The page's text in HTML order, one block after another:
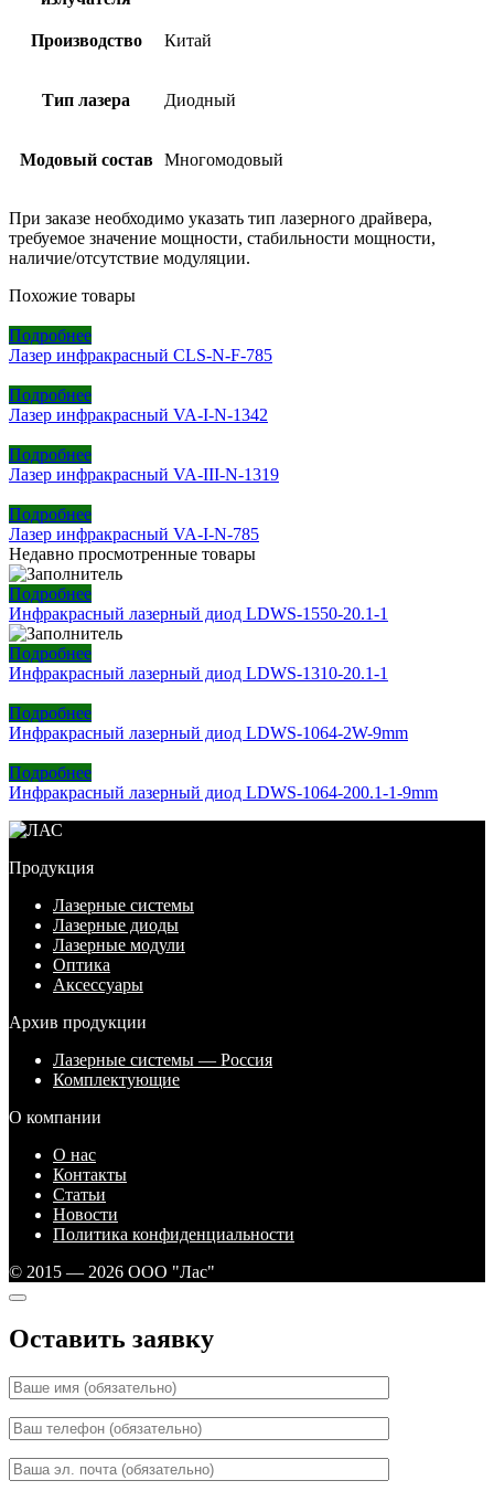
Производство Китай
Тип лазера Диодный
Модовый состав Многомодовый
При заказе необходимо указать тип лазерного драйвера,
требуемое значение мощности, стабильности мощности,
наличие/отсутствие модуляции.
Похожие товары
Подробнее
Лазер инфракрасный CLS-N-F-785
Подробнее
Лазер инфракрасный VA-I-N-1342
Подробнее
Лазер инфракрасный VA-III-N-1319
Подробнее
Лазер инфракрасный VA-I-N-785
Недавно просмотренные товары
Подробнее
Инфракрасный лазерный диод LDWS-1550-20.1-1
Подробнее
Инфракрасный лазерный диод LDWS-1310-20.1-1
Подробнее
Инфракрасный лазерный диод LDWS-1064-2W-9mm
Подробнее
Инфракрасный лазерный диод LDWS-1064-200.1-1-9mm
Продукция
Лазерные системы
Лазерные диоды
Лазерные модули
Оптика
Аксессуары
Архив продукции
Лазерные системы — Россия
Комплектующие
О компании
О нас
Контакты
Статьи
Новости
Политика конфиденциальности
© 2015 — 2026 ООО "Лас"
Оставить заявку